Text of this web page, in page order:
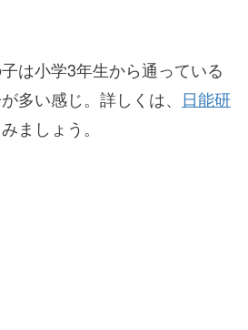
は小学3年生から通っている
多い感じ。詳しくは、 日能研
ましょう。